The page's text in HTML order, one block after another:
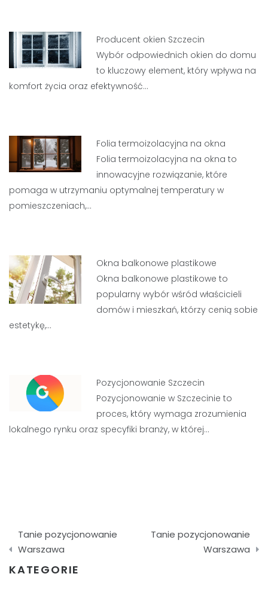
Producent okien Szczecin
Wybór odpowiednich okien do domu
to kluczowy element, który wpływa na
komfort życia oraz efektywność…
Folia termoizolacyjna na okna
Folia termoizolacyjna na okna to
innowacyjne rozwiązanie, które
pomaga w utrzymaniu optymalnej temperatury w
pomieszczeniach,…
Okna balkonowe plastikowe
Okna balkonowe plastikowe to
popularny wybór wśród właścicieli
domów i mieszkań, którzy cenią sobie
estetykę,…
Pozycjonowanie Szczecin
Pozycjonowanie w Szczecinie to
proces, który wymaga zrozumienia
lokalnego rynku oraz specyfiki branży, w której…
Nawigacja
wpisu
Tanie pozycjonowanie
Warszawa
Tanie pozycjonowanie
Warszawa
KATEGORIE